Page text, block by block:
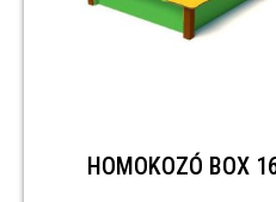
HOMOKOZÓ BOX